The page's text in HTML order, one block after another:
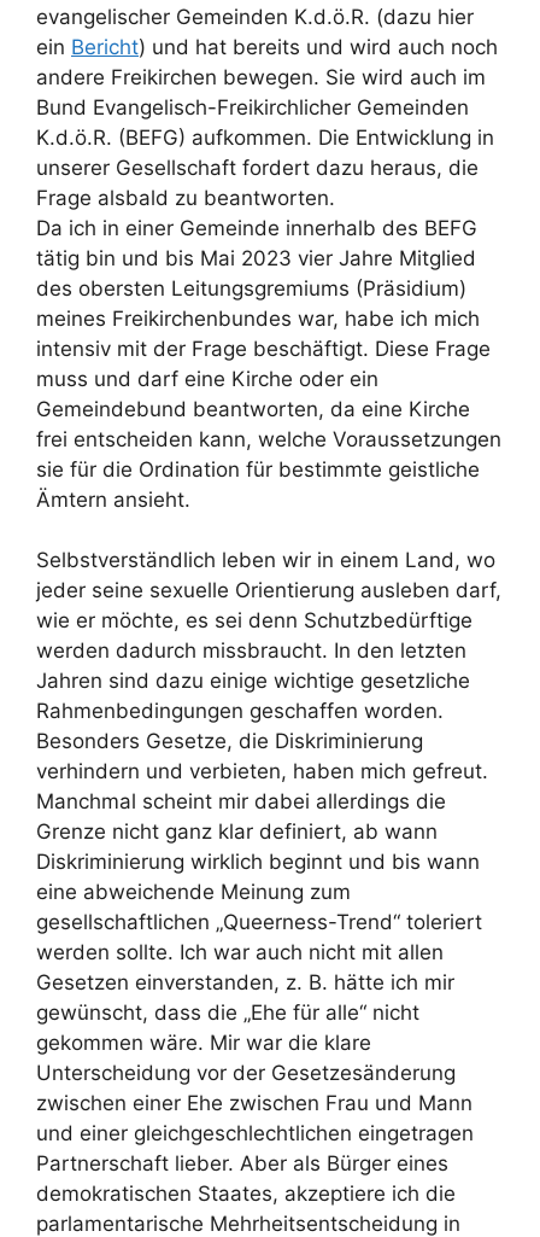
evangelischer Gemeinden K.d.ö.R. (dazu hier
ein Bericht) und hat bereits und wird auch noch
andere Freikirchen bewegen. Sie wird auch im
Bund Evangelisch-Freikirchlicher Gemeinden
K.d.ö.R. (BEFG) aufkommen. Die Entwicklung in
unserer Gesellschaft fordert dazu heraus, die
Frage alsbald zu beantworten.
Da ich in einer Gemeinde innerhalb des BEFG
tätig bin und bis Mai 2023 vier Jahre Mitglied
des obersten Leitungsgremiums (Präsidium)
meines Freikirchenbundes war, habe ich mich
intensiv mit der Frage beschäftigt. Diese Frage
muss und darf eine Kirche oder ein
Gemeindebund beantworten, da eine Kirche
frei entscheiden kann, welche Voraussetzungen
sie für die Ordination für bestimmte geistliche
Ämtern ansieht.
Selbstverständlich leben wir in einem Land, wo
jeder seine sexuelle Orientierung ausleben darf,
wie er möchte, es sei denn Schutzbedürftige
werden dadurch missbraucht. In den letzten
Jahren sind dazu einige wichtige gesetzliche
Rahmenbedingungen geschaffen worden.
Besonders Gesetze, die Diskriminierung
verhindern und verbieten, haben mich gefreut.
Manchmal scheint mir dabei allerdings die
Grenze nicht ganz klar definiert, ab wann
Diskriminierung wirklich beginnt und bis wann
eine abweichende Meinung zum
gesellschaftlichen „Queerness-Trend“ toleriert
werden sollte. Ich war auch nicht mit allen
Gesetzen einverstanden, z. B. hätte ich mir
gewünscht, dass die „Ehe für alle“ nicht
gekommen wäre. Mir war die klare
Unterscheidung vor der Gesetzesänderung
zwischen einer Ehe zwischen Frau und Mann
und einer gleichgeschlechtlichen eingetragen
Partnerschaft lieber. Aber als Bürger eines
demokratischen Staates, akzeptiere ich die
parlamentarische Mehrheitsentscheidung in